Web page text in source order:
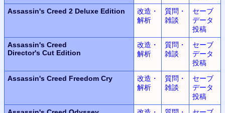
Assassin's Creed 2 Deluxe Edition
改造・
解析
質問・
雑談
セーブ
データ
投稿
Assassin's Creed
Director's Cut Edition
改造・
解析
質問・
雑談
セーブ
データ
投稿
Assassin's Creed Freedom Cry
改造・
解析
質問・
雑談
セーブ
データ
投稿